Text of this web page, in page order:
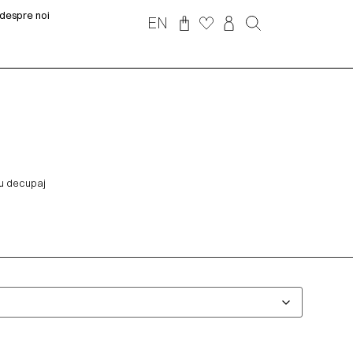
despre noi
EN
decupaj